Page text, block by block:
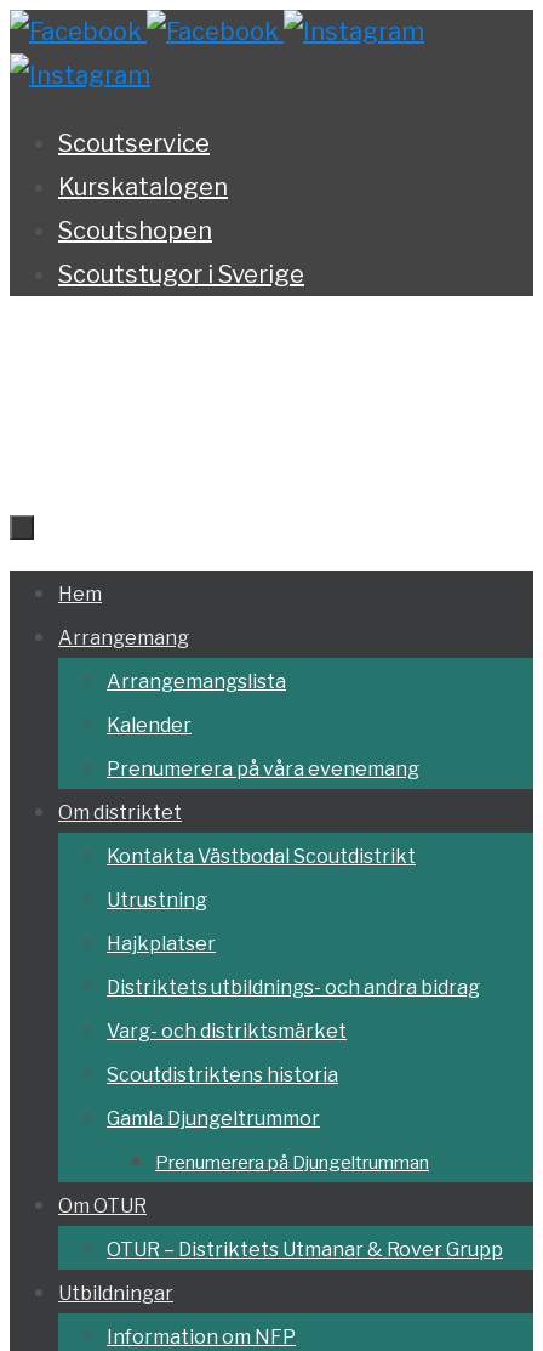
Hoppa
till
Scoutservice
Kurskatalogen
Scoutshopen
Scoutstugor i Sverige
Hoppa
till
innehållet
Hem
Arrangemang
Arrangemangslista
Kalender
Prenumerera på våra evenemang
Om distriktet
Kontakta Västbodal Scoutdistrikt
Utrustning
Hajkplatser
Distriktets utbildnings- och andra bidrag
Varg- och distriktsmärket
Scoutdistriktens historia
Gamla Djungeltrummor
Prenumerera på Djungeltrumman
Om OTUR
OTUR – Distriktets Utmanar & Rover Grupp
Utbildningar
Information om NFP